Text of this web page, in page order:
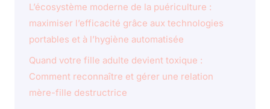
L’écosystème moderne de la puériculture :
maximiser l’efficacité grâce aux technologies
portables et à l’hygiène automatisée
Quand votre fille adulte devient toxique :
Comment reconnaître et gérer une relation
mère-fille destructrice